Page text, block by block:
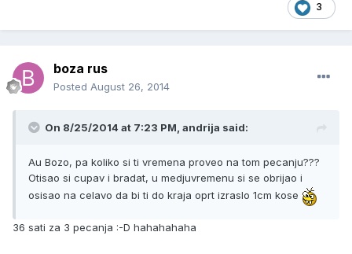
3
boza rus
Posted August 26, 2014
On 8/25/2014 at 7:23 PM, andrija said:
Au Bozo, pa koliko si ti vremena proveo na tom pecanju???
Otisao si cupav i bradat, u medjuvremenu si se obrijao i
osisao na celavo da bi ti do kraja oprt izraslo 1cm kose
36 sati za 3 pecanja :-D hahahahaha